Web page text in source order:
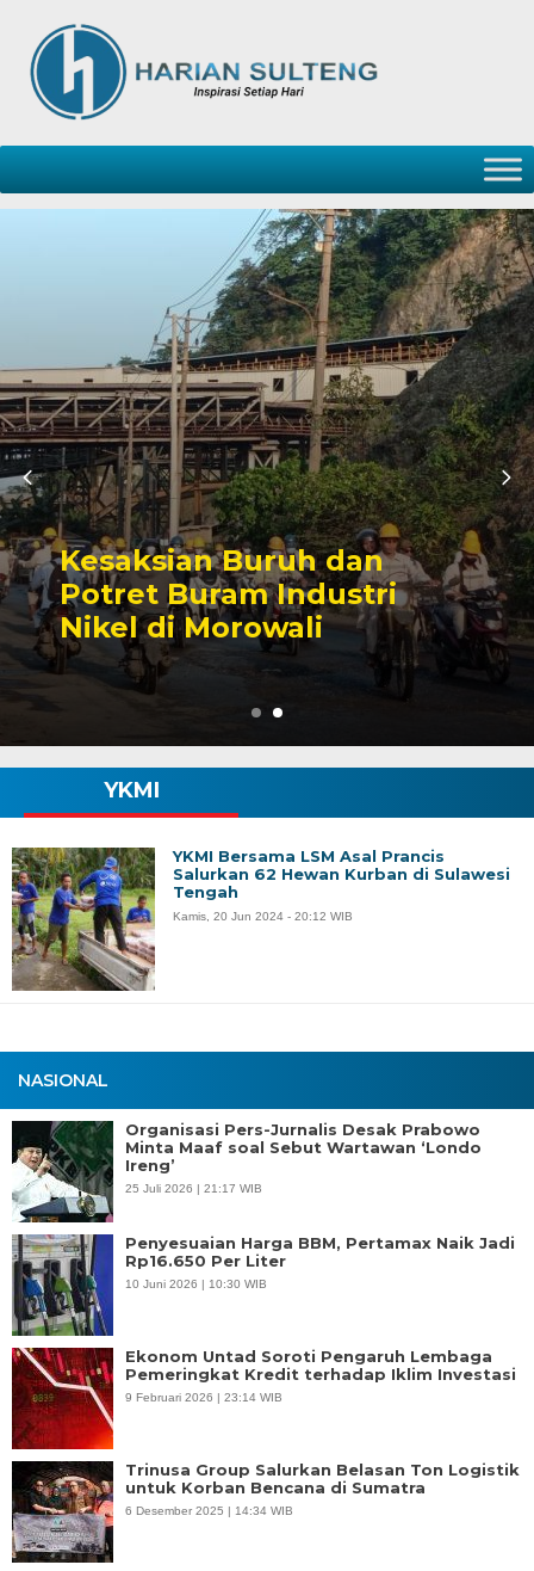
Sengketa Perizinan
Tambang yang Mengiringi
Karier Politik Anwar Hafid
NASIONAL
Organisasi Pers-Jurnalis Desak Prabowo
Minta Maaf soal Sebut Wartawan ‘Londo
Ireng’
25 Juli 2026 | 21:17 WIB
Penyesuaian Harga BBM, Pertamax Naik Jadi
Rp16.650 Per Liter
10 Juni 2026 | 10:30 WIB
Ekonom Untad Soroti Pengaruh Lembaga
Pemeringkat Kredit terhadap Iklim Investasi
9 Februari 2026 | 23:14 WIB
Trinusa Group Salurkan Belasan Ton Logistik
untuk Korban Bencana di Sumatra
6 Desember 2025 | 14:34 WIB
YKMI
YKMI Bersama LSM Asal Prancis
Salurkan 62 Hewan Kurban di Sulawesi
Tengah
Kamis, 20 Jun 2024 - 20:12 WIB